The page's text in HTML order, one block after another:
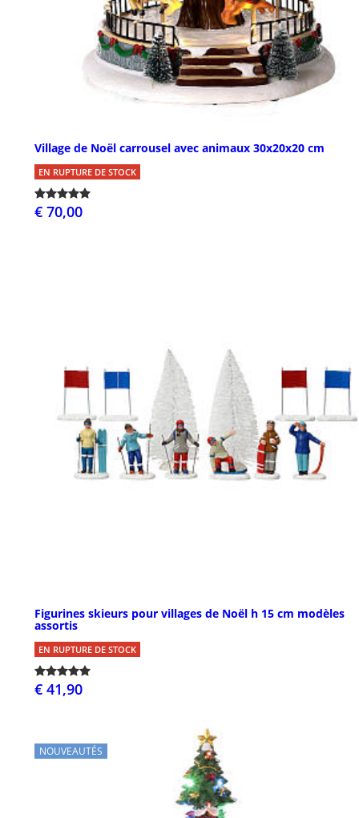
Village de Noël carrousel avec animaux 30x20x20 cm
EN RUPTURE DE STOCK
€ 70,00
Figurines skieurs pour villages de Noël h 15 cm modèles
assortis
EN RUPTURE DE STOCK
€ 41,90
NOUVEAUTÉS